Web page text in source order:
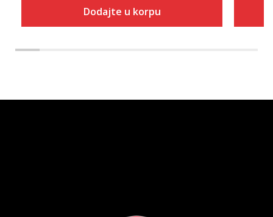
Dodajte u korpu